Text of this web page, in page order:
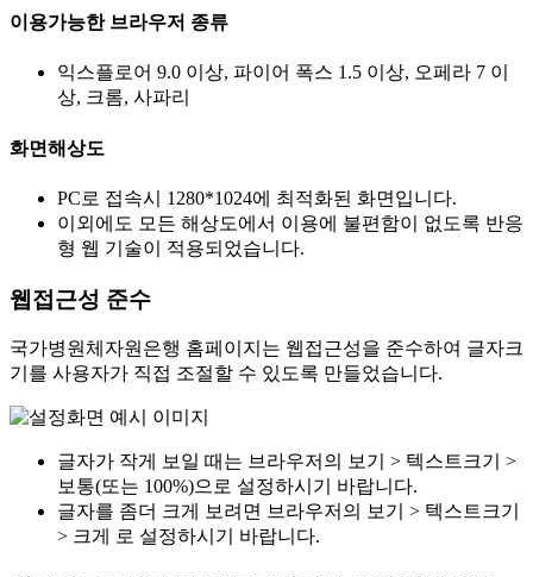
이용가능한 브라우저 종류
익스플로어 9.0 이상, 파이어 폭스 1.5 이상, 오페라 7 이
상, 크롬, 사파리
화면해상도
PC로 접속시 1280*1024에 최적화된 화면입니다.
이외에도 모든 해상도에서 이용에 불편함이 없도록 반응
형 웹 기술이 적용되었습니다.
웹접근성 준수
국가병원체자원은행 홈페이지는 웹접근성을 준수하여 글자크
기를 사용자가 직접 조절할 수 있도록 만들었습니다.
글자가 작게 보일 때는 브라우저의 보기 > 텍스트크기 >
보통(또는 100%)으로 설정하시기 바랍니다.
글자를 좀더 크게 보려면 브라우저의 보기 > 텍스트크기
> 크게 로 설정하시기 바랍니다.